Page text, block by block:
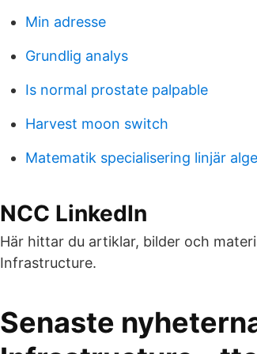
Min adresse
Grundlig analys
Is normal prostate palpable
Harvest moon switch
Matematik specialisering linjär
NCC LinkedIn
Här hittar du artiklar, bilder och
Infrastructure.
Senaste